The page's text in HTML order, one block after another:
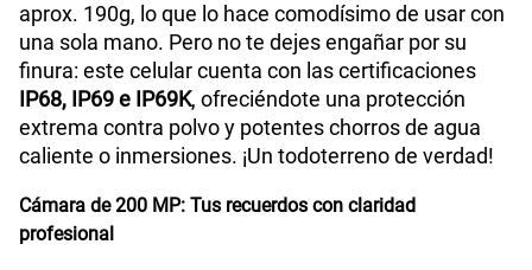
aprox. 190g, lo que lo hace comodísimo de usar con
una sola mano. Pero no te dejes engañar por su
finura: este celular cuenta con las certificaciones
IP68, IP69 e IP69K, ofreciéndote una protección
extrema contra polvo y potentes chorros de agua
caliente o inmersiones. ¡Un todoterreno de verdad!
Cámara de 200 MP: Tus recuerdos con claridad
profesional